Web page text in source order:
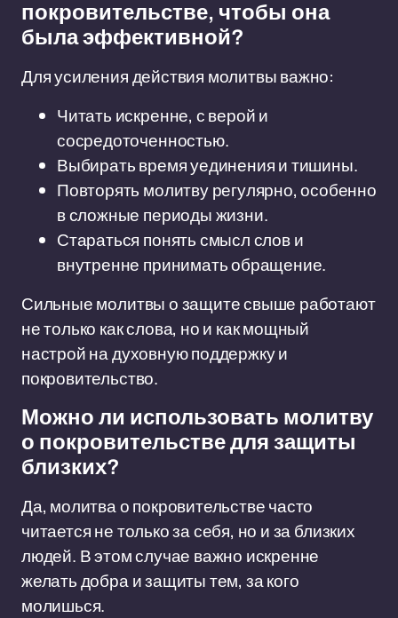
покровительстве, чтобы она
была эффективной?
Для усиления действия молитвы важно:
Читать искренне, с верой и
сосредоточенностью.
Выбирать время уединения и тишины.
Повторять молитву регулярно, особенно
в сложные периоды жизни.
Стараться понять смысл слов и
внутренне принимать обращение.
Сильные молитвы о защите свыше работают
не только как слова, но и как мощный
настрой на духовную поддержку и
покровительство.
Можно ли использовать молитву
о покровительстве для защиты
близких?
Да, молитва о покровительстве часто
читается не только за себя, но и за близких
людей. В этом случае важно искренне
желать добра и защиты тем, за кого
молишься.